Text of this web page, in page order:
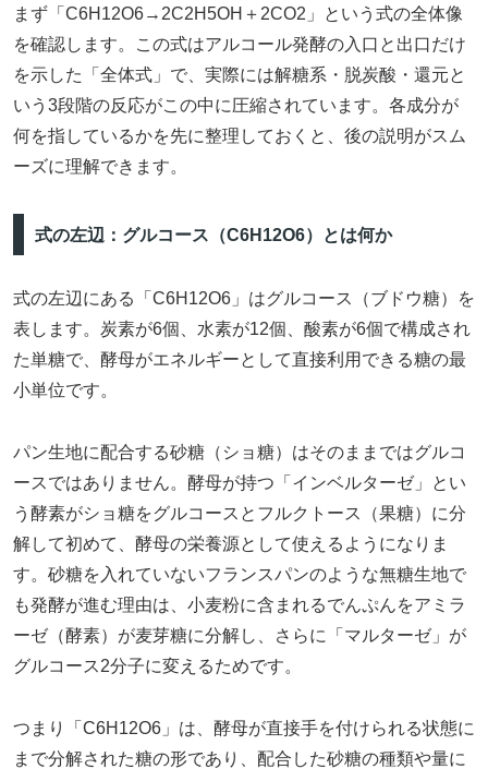
まず「C6H12O6→2C2H5OH＋2CO2」という式の全体像
を確認します。この式はアルコール発酵の入口と出口だけ
を示した「全体式」で、実際には解糖系・脱炭酸・還元と
いう3段階の反応がこの中に圧縮されています。各成分が
何を指しているかを先に整理しておくと、後の説明がスム
ーズに理解できます。
式の左辺：グルコース（C6H12O6）とは何か
式の左辺にある「C6H12O6」はグルコース（ブドウ糖）を
表します。炭素が6個、水素が12個、酸素が6個で構成され
た単糖で、酵母がエネルギーとして直接利用できる糖の最
小単位です。
パン生地に配合する砂糖（ショ糖）はそのままではグルコ
ースではありません。酵母が持つ「インベルターゼ」とい
う酵素がショ糖をグルコースとフルクトース（果糖）に分
解して初めて、酵母の栄養源として使えるようになりま
す。砂糖を入れていないフランスパンのような無糖生地で
も発酵が進む理由は、小麦粉に含まれるでんぷんをアミラ
ーゼ（酵素）が麦芽糖に分解し、さらに「マルターゼ」が
グルコース2分子に変えるためです。
つまり「C6H12O6」は、酵母が直接手を付けられる状態に
まで分解された糖の形であり、配合した砂糖の種類や量に